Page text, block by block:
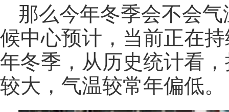
那么今年冬季会不会气
候中心预计，当前正在
年冬季，从历史统计看
较大，气温较常年偏低。